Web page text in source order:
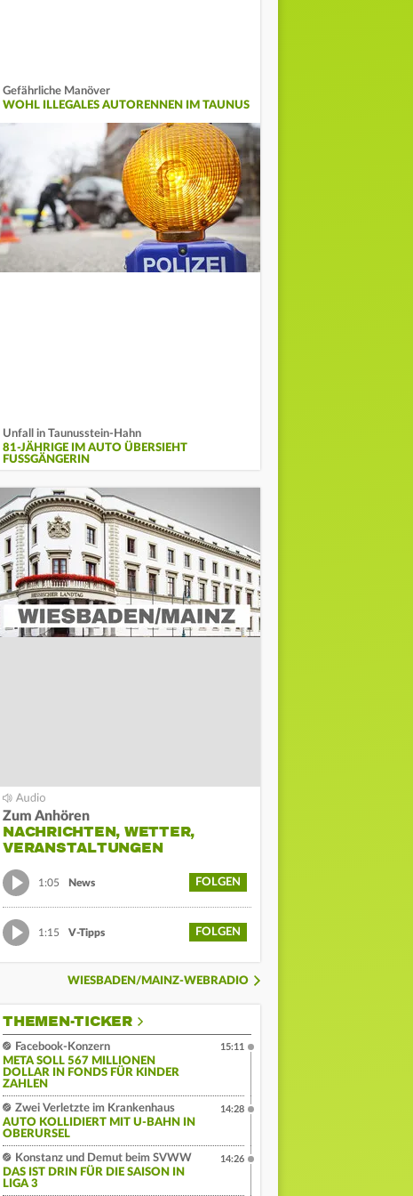
Gefährliche Manöver
WOHL ILLEGALES AUTORENNEN IM TAUNUS
Unfall in Taunusstein-Hahn
81-JÄHRIGE IM AUTO ÜBERSIEHT
FUSSGÄNGERIN
Zum Anhören
NACHRICHTEN, WETTER,
VERANSTALTUNGEN
1:05 News FOLGEN
1:15 V-Tipps FOLGEN
WIESBADEN/MAINZ-WEBRADIO
THEMEN-TICKER
Facebook-Konzern
META SOLL 567 MILLIONEN
DOLLAR IN FONDS FÜR KINDER
ZAHLEN
15:11
Zwei Verletzte im Krankenhaus
AUTO KOLLIDIERT MIT U-BAHN IN
OBERURSEL
14:28
Konstanz und Demut beim SVWW
DAS IST DRIN FÜR DIE SAISON IN
LIGA 3
14:26